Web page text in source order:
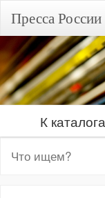
Пресса России
К